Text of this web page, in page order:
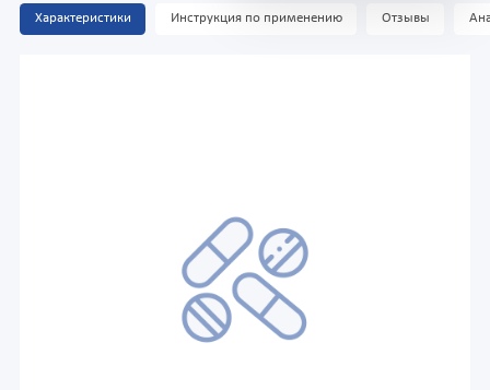
Характеристики Инструкция по применению Отзывы